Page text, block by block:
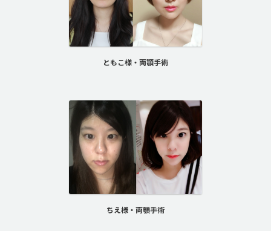
ともこ様・両顎手術
ちえ様・両顎手術